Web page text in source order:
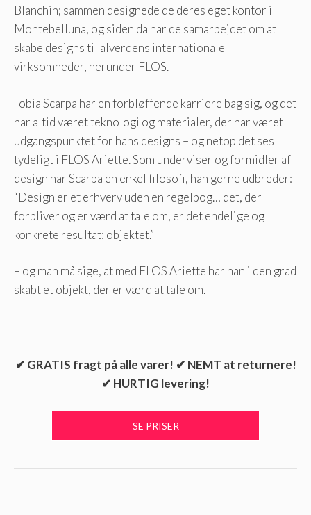
Blanchin; sammen designede de deres eget kontor i
Montebelluna, og siden da har de samarbejdet om at
skabe designs til alverdens internationale
virksomheder, herunder FLOS.
Tobia Scarpa har en forbløffende karriere bag sig, og det
har altid været teknologi og materialer, der har været
udgangspunktet for hans designs – og netop det ses
tydeligt i FLOS Ariette. Som underviser og formidler af
design har Scarpa en enkel filosofi, han gerne udbreder:
“Design er et erhverv uden en regelbog… det, der
forbliver og er værd at tale om, er det endelige og
konkrete resultat: objektet.”
– og man må sige, at med FLOS Ariette har han i den grad
skabt et objekt, der er værd at tale om.
✔ GRATIS fragt på alle varer! ✔ NEMT at returnere!
✔ HURTIG levering!